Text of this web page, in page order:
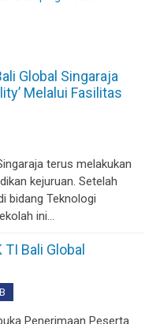
Global Singaraja
Melalui Fasilitas
terus melakukan
kejuruan. Setelah
bidang Teknologi
ini...
Bali Global
Penerimaan Peserta